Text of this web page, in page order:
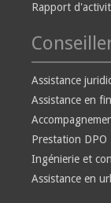
Rapport
Assistance
Assistance en
Prestation DPO
Ingénierie et
Assistance en